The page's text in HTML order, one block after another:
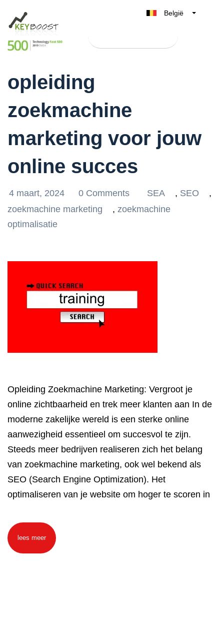
België
Nederland
Ontdek de kracht van
opleiding
zoekmachine
marketing voor jouw
online succes
4 maart, 2024 0 Comments SEA , SEO
,
zoekmachine marketing
, zoekmachine
optimalisatie
Opleiding Zoekmachine Marketing: Vergroot je
online zichtbaarheid en trek meer klanten aan In de
moderne zakelijke wereld is een sterke online
aanwezigheid essentieel om succesvol te zijn.
Steeds meer bedrijven realiseren zich het belang
van zoekmachine marketing, ook wel bekend als
SEO (Search Engine Optimization). Het
optimaliseren van je website om hoger te scoren in
lees meer